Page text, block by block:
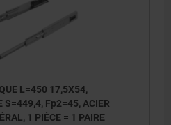
L=450 17,5X54,
S=449,4, Fp2=45, ACIER
1 PIÈCE = 1 PAIRE